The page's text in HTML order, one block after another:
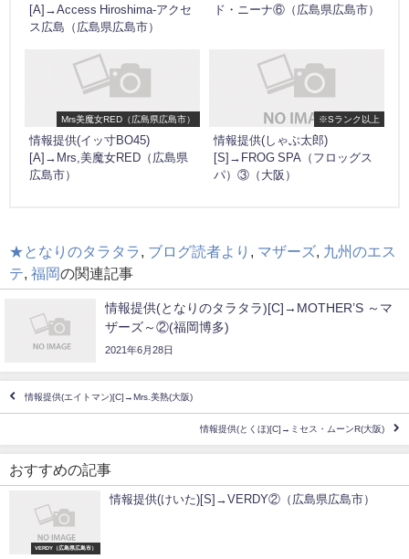
[A]→Access Hiroshima-アクセ
ス広島（広島県広島市）
ド・ニーナ⑥（広島県広島市）
Mrs美魔女RED（広島県広島市）
情報提供(イッ寸BO45)
[A]→Mrs,美魔女RED（広島県
広島市）
※Sランク以上
情報提供(しゃぶ太郎)
[S]→FROG SPA（フロッグス
パ）③（大阪）
★となりのタラタラ, ブログ読者より , マザーズ, 九州のエス
テ, 福岡の関連記事
情報提供(となりのタラタラ)[C]→MOTHER’S ～マ
ザーズ～②(福岡博多)
2021年6月28日
情報提供(エイトマン)[C]→Mrs.美熟(大阪)
情報提供(とくほ)[C]→ミセス・ムーンR(大阪)
おすすめの記事
VERDY（広島県広島市）
情報提供(けいた)[S]→VERDY②（広島県広島市）